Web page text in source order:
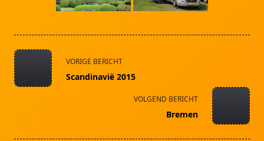
<span
class="nav-
subtitle
VORIGE BERICHT
Scandinavië 2015
VOLGEND BERICHT
Bremen